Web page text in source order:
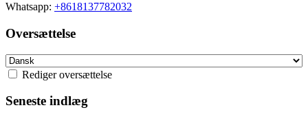
Whatsapp: +8618137782032
Oversættelse
Rediger oversættelse
Seneste indlæg